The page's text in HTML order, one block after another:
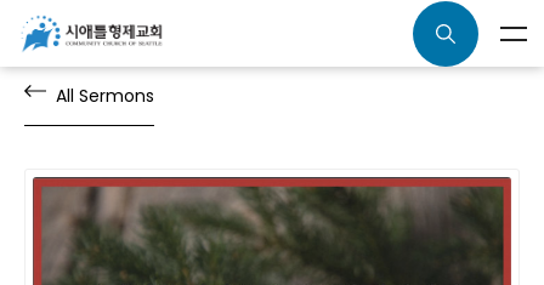
All Sermons